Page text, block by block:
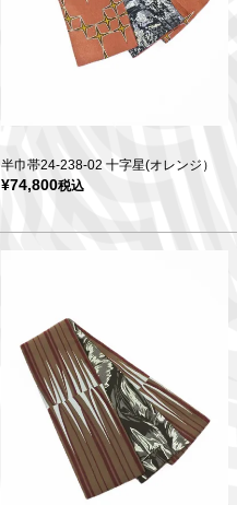
半巾帯24-238-02 十字星(オレンジ）
¥74,800税込